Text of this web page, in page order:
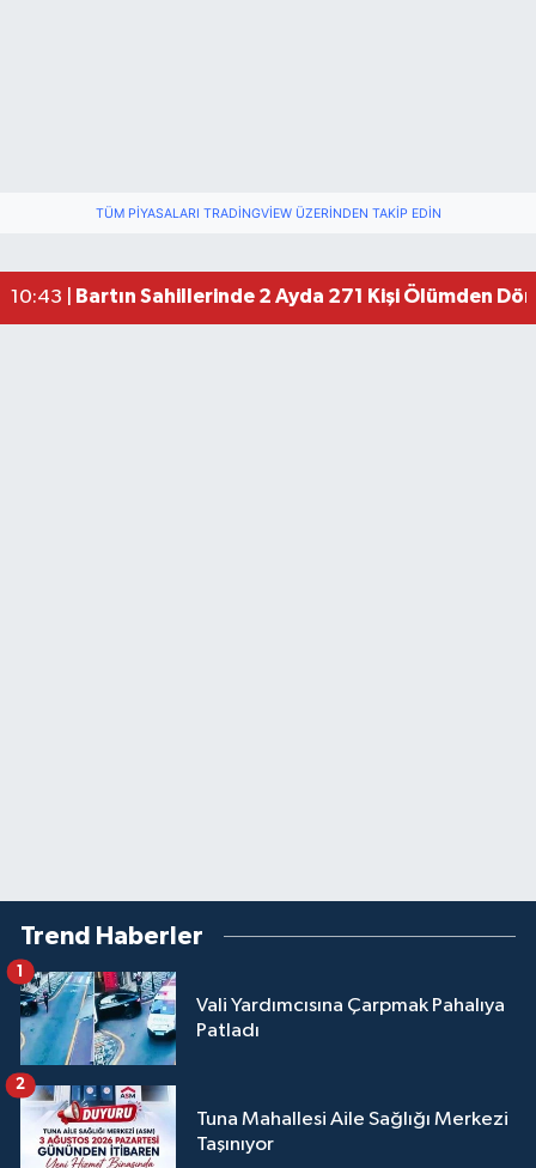
TÜM PIYASALARI TRADINGVIEW ÜZERINDEN TAKIP EDIN
10:43 |
Bartın Sahillerinde 2 Ayda 271 Kişi Ölümden
Trend Haberler
Vali Yardımcısına Çarpmak Pahalıya
Patladı
1
Tuna Mahallesi Aile Sağlığı Merkezi
Taşınıyor
2